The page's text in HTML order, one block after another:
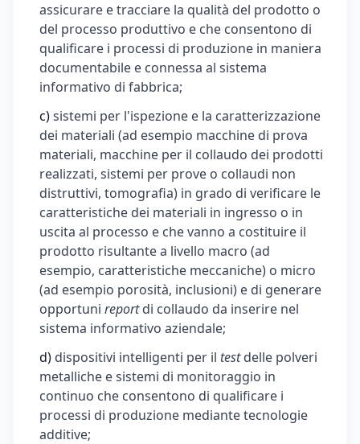
assicurare e tracciare la qualità del prodotto o
del processo produttivo e che consentono di
qualificare i processi di produzione in maniera
documentabile e connessa al sistema
informativo di fabbrica;
c)sistemi per l'ispezione e la caratterizzazione
dei materiali (ad esempio macchine di prova
materiali, macchine per il collaudo dei prodotti
realizzati, sistemi per prove o collaudi non
distruttivi, tomografia) in grado di verificare le
caratteristiche dei materiali in ingresso o in
uscita al processo e che vanno a costituire il
prodotto risultante a livello macro (ad
esempio, caratteristiche meccaniche) o micro
(ad esempio porosità, inclusioni) e di generare
opportuni reportdi collaudo da inserire nel
sistema informativo aziendale;
d) dispositivi intelligenti per il testdelle polveri
metalliche e sistemi di monitoraggio in
continuo che consentono di qualificare i
processi di produzione mediante tecnologie
additive;